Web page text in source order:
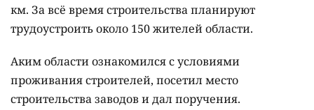
км. За всё время строительства планируют
трудоустроить около 150 жителей области.
Аким области ознакомился с условиями
проживания строителей, посетил место
строительства заводов и дал поручения.